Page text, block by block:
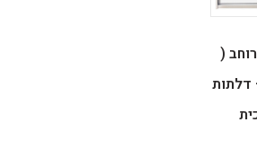
ארון – 4 דלתות – 360 רוחב (
) – דלתות